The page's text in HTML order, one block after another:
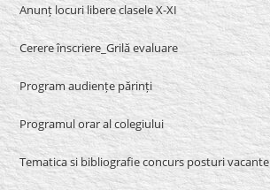
Anunț locuri libere clasele X-XI
Cerere înscriere_Grilă evaluare
Program audiențe părinți
Programul orar al colegiului
Tematica si bibliografie concurs posturi vacante